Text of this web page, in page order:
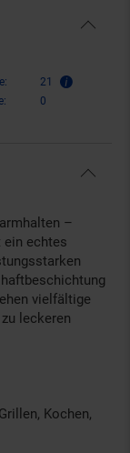
21
0
–
echtes
vielfältige
leckeren
Kochen,